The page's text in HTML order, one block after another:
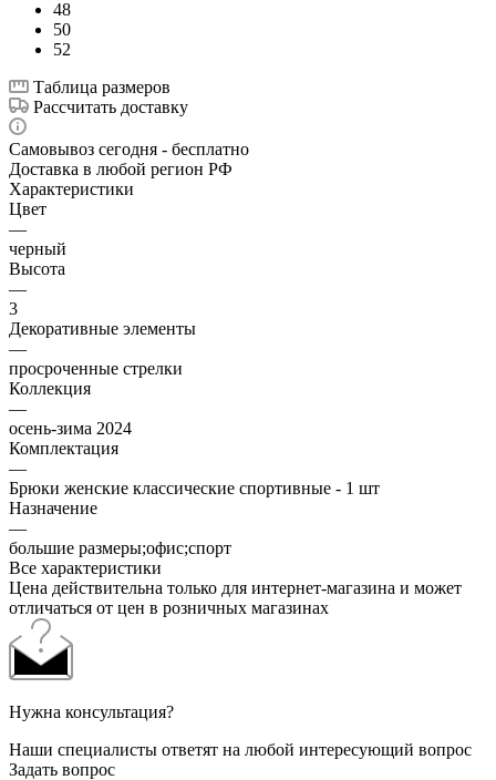
48
50
52
Таблица размеров
Рассчитать доставку
Самовывоз сегодня - бесплатно
Доставка в любой регион РФ
Характеристики
Цвет
—
черный
Высота
—
3
Декоративные элементы
—
просроченные стрелки
Коллекция
—
осень-зима 2024
Комплектация
—
Брюки женские классические спортивные - 1 шт
Назначение
—
большие размеры;офис;спорт
Все характеристики
Цена действительна только для интернет-магазина и может
отличаться от цен в розничных магазинах
Нужна консультация?
Наши специалисты ответят на любой интересующий вопрос
Задать вопрос